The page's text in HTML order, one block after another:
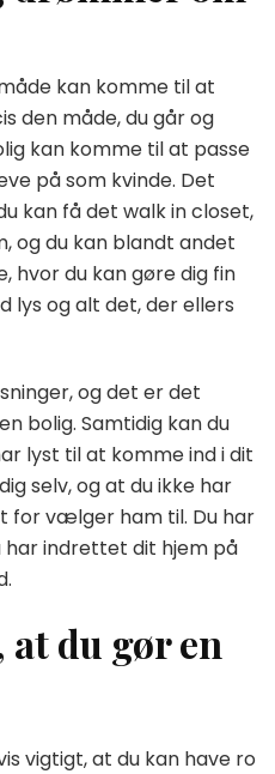
kan komme til at
den måde, du går og
kan komme til at passe
på som kvinde. Det
kan få det walk in closet,
og du kan blandt andet
hvor du kan gøre dig fin
lys og alt det, der ellers
og det er det
bolig. Samtidig kan du
lyst til at komme ind i dit
selv, og at du ikke har
for vælger ham til. Du har
har indrettet dit hjem på
du gør en
vigtigt, at du kan have ro